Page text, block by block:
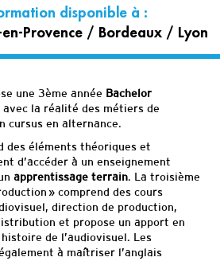
disponible à :
Provence / Bordeaux / Lyon
une 3ème année Bachelor
la réalité des métiers de
cursus en alternance.
des éléments théoriques et
d’accéder à un enseignement
apprentissage terrain. La troisième
» comprend des cours
direction de production,
et propose un apport en
de l’audiovisuel. Les
à maîtriser l’anglais